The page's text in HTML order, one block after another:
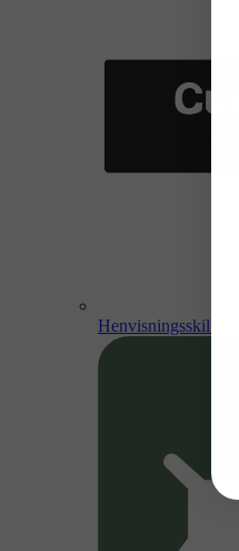
Henvisningsskilte